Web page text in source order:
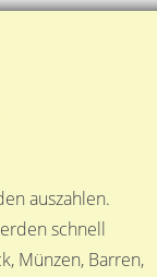
auszahlen.
schnell
Münzen, Barren,